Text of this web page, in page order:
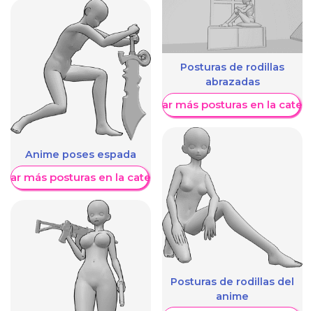
Anime poses espada
más posturas en la categoría
Posturas de rodillas
abrazadas
Mostrar más posturas en la
Posturas de rodillas del
anime